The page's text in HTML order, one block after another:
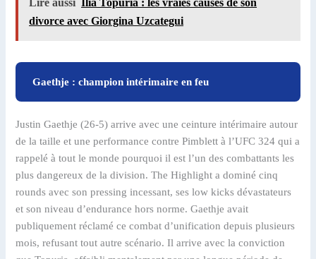
Lire aussi Ilia Topuria : les vraies causes de son
divorce avec Giorgina Uzcategui
Gaethje : champion intérimaire en feu
Justin Gaethje (26-5) arrive avec une ceinture intérimaire autour
de la taille et une performance contre Pimblett à l’UFC 324 qui a
rappelé à tout le monde pourquoi il est l’un des combattants les
plus dangereux de la division. The Highlight a dominé cinq
rounds avec son pressing incessant, ses low kicks dévastateurs
et son niveau d’endurance hors norme. Gaethje avait
publiquement réclamé ce combat d’unification depuis plusieurs
mois, refusant tout autre scénario. Il arrive avec la conviction